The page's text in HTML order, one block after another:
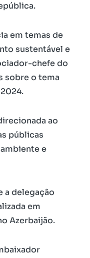
em temas de
sustentável e
chefe do
sobre o tema
ao
públicas
e
a delegação
em
Azerbaijão.